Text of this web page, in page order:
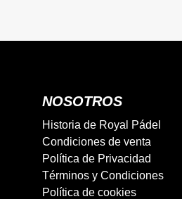
NOSOTROS
Historia de Royal Pádel
Condiciones de venta
Política de Privacidad
Términos y Condiciones
Política de cookies